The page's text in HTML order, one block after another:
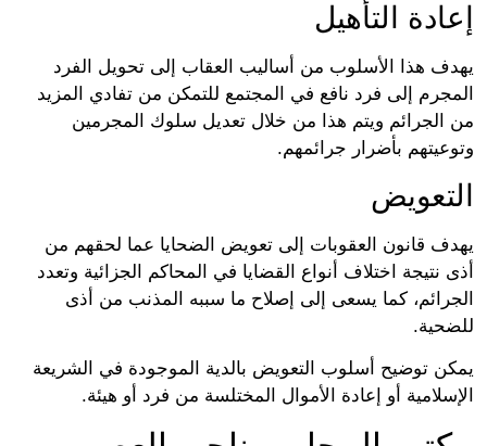
التأهيل
هذا الأسلوب من أساليب العقاب إلى تحويل الفرد
إلى فرد نافع في المجتمع للتمكن من تفادي المزيد
ويتم هذا من خلال تعديل سلوك المجرمين
بأضرار جرائمهم.
قانون العقوبات إلى تعويض الضحايا عما لحقهم من
نتيجة اختلاف أنواع القضايا في المحاكم الجزائية وتعدد
كما يسعى إلى إصلاح ما سببه المذنب من أذى
توضيح أسلوب التعويض بالدية الموجودة في الشريعة
أو إعادة الأموال المختلسة من فرد أو هيئة.